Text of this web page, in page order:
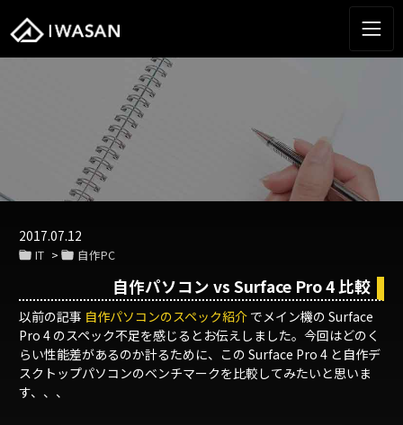
2017.07.12
IT 自作PC
自作パソコン vs Surface Pro 4 比較
以前の記事 自作パソコンのスペック紹介 でメイン機の Surface
Pro 4 のスペック不足を感じるとお伝えしました。今回はどのく
らい性能差があるのか計るために、この Surface Pro 4 と自作デ
スクトップパソコンのベンチマークを比較してみたいと思いま
す、、、